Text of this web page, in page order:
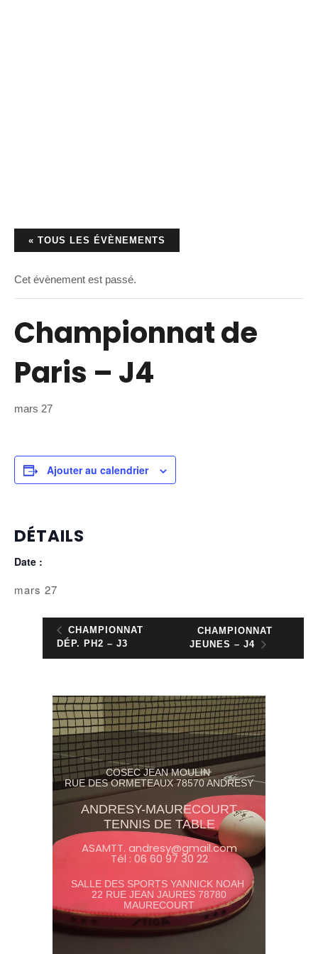
« TOUS LES ÉVÈNEMENTS
Cet évènement est passé.
Championnat de
Paris – J4
mars 27
Ajouter au calendrier
DÉTAILS
Date :
mars 27
CHAMPIONNAT
DÉP. PH2 – J3
CHAMPIONNAT
JEUNES – J4
COSEC JEAN MOULIN
RUE DES ORMETEAUX 78570 ANDRESY
ANDRESY-MAURECOURT
TENNIS DE TABLE
ASAMTT. andresy@gmail.com
Tél : 06 60 97 30 22
SALLE DES SPORTS YANNICK NOAH
22 RUE JEAN JAURES 78780
MAURECOURT